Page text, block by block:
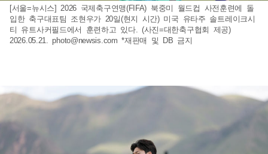
[서울=뉴시스] 2026 국제축구연맹(FIFA) 북중미 월드컵 사전훈련에 돌
입한 축구대표팀 조현우가 20일(현지 시간) 미국 유타주 솔트레이크시
티 유트사커필드에서 훈련하고 있다. (사진=대한축구협회 제공)
2026.05.21.photo@newsis.com *재판매 및 DB 금지